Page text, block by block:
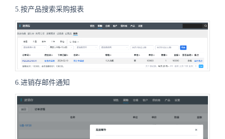
5.按产品搜索采购报表
6.进销存邮件通知